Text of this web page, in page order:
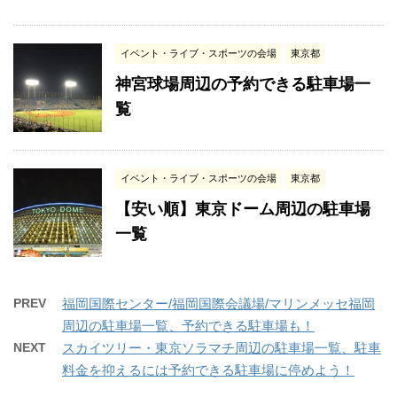
イベント・ライブ・スポーツの会場 東京都
神宮球場周辺の予約できる駐車場一
覧
イベント・ライブ・スポーツの会場 東京都
【安い順】東京ドーム周辺の駐車場
一覧
PREV
福岡国際センター/福岡国際会議場/マリンメッセ福岡
周辺の駐車場一覧、予約できる駐車場も！
NEXT
スカイツリー・東京ソラマチ周辺の駐車場一覧、駐車
料金を抑えるには予約できる駐車場に停めよう！